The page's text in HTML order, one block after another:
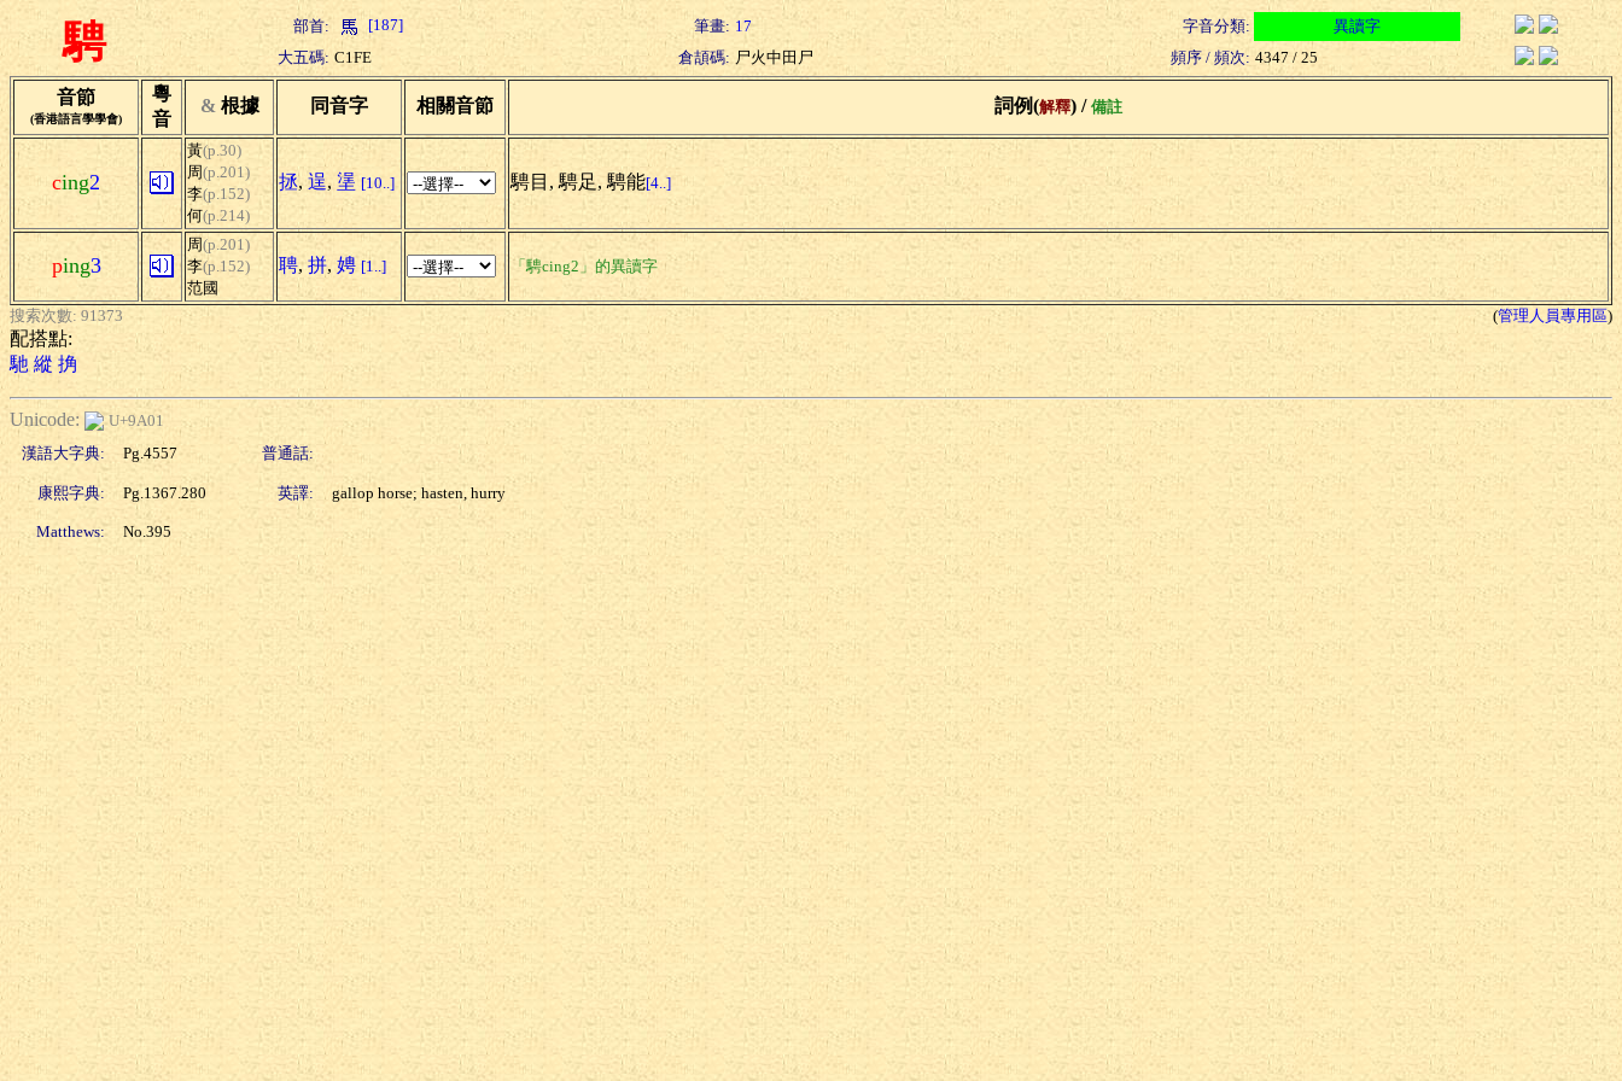
騁 部首: [187] 筆畫: 17 字音分類:
異讀字
大五碼: C1FE 倉頡碼: 尸火中田尸 頻序 / 頻次: 4347 / 25
音節
(香港語言學學會)
粵
音
& 根據 同音字 相關音節 詞例(解釋) / 備註
cing2
黃(p.30)
周(p.201)
李(p.152)
何(p.214)
拯, 逞, 塣 [10..] 騁目, 騁足, 騁能[4..]
ping3
周(p.201)
李(p.152)
范國
聘, 拼, 娉 [1..] 「騁cing2」的異讀字
搜索次數: 91373 (管理人員專用區)
配搭點:
馳 縱 捔
Unicode:
U+9A01
漢語大字典:
Pg.4557 普通話:
康熙字典: Pg.1367.280 英譯: gallop horse; hasten, hurry
Matthews: No.395